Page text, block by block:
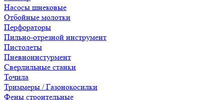
Насосы шнековые
Отбойные молотки
Перфораторы
Пильно-отрезной инструмент
Пистолеты
Пневноинстурмент
Сверлильные станки
Точила
Триммеры / Газонокосилки
Фены строительные